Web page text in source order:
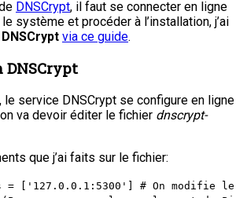
DNSCrypt, il faut se connecter en ligne
système et procéder à l’installation, j’ai
DNSCrypt via ce guide.
le service DNSCrypt se configure en ligne
va devoir éditer le fichier dnscrypt-
que j’ai faits sur le fichier:
= ['127.0.0.1:5300'] # On modifie le